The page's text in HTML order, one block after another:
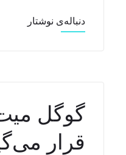
دنباله‌ی نوشتار
گوگل
قرار